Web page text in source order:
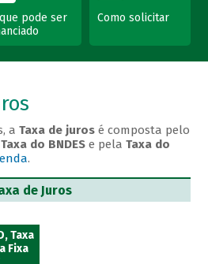
pode ser
Como solicitar
aTaxa de juros é composta pelo
Taxa do BNDES e pelaTaxa do
.
de Juros
Taxa
Fixa